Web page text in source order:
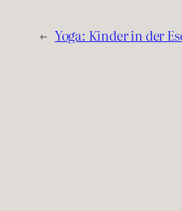
← Yoga: Kinder in der